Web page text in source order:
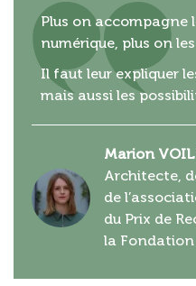
Plus on accompagne
numérique, plus on
Il faut leur expliquer
mais aussi les
Marion
Architecte,
de
du Prix de
la